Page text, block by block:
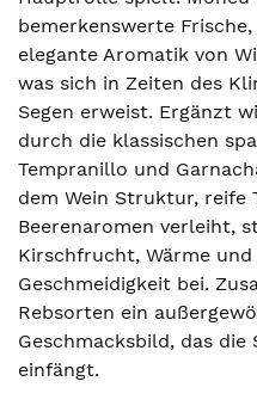
bemerkenswerte
elegante Aromatik von
was sich in Zeiten des
Segen erweist. Ergänzt
durch die klassischen
Tempranillo und
dem Wein Struktur, reife
Beerenaromen verleiht,
Kirschfrucht, Wärme
Geschmeidigkeit bei.
Rebsorten ein
Geschmacksbild, das
einfängt.